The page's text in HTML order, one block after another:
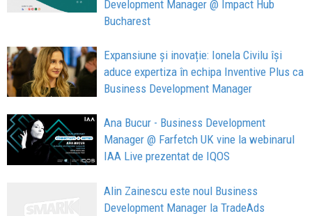
Development Manager @ Impact Hub
Bucharest
Expansiune și inovație: Ionela Civilu își
aduce expertiza în echipa Inventive Plus ca
Business Development Manager
Ana Bucur - Business Development
Manager @ Farfetch UK vine la webinarul
IAA Live prezentat de IQOS
Alin Zainescu este noul Business
Development Manager la TradeAds